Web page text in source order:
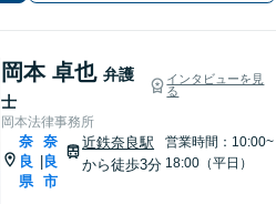
岡本 卓也 弁護
士
インタビューを見
る
岡本法律事務所
奈
良
県
奈
良
市
近鉄奈良駅
から徒歩3分
営業時間：10:00~
18:00（平日）